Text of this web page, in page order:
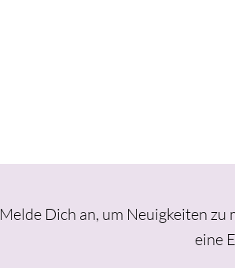
Melde Dich an, um Neuigkeiten
eine